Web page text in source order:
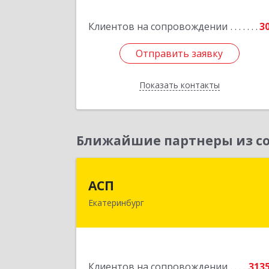
Клиентов на сопровождении
Отправить заявку
Показать контакты
Отправить заявку
Назад
Ближайшие партнеры из
АСП
Екатеринбург
Подробнее